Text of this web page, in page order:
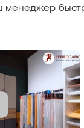
менеджер